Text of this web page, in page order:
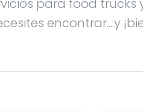
para food trucks
encontrar....y